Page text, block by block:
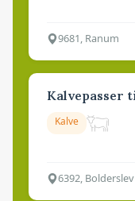
9681, Ranum
Kalvepasser
Kalve
6392, Bolderslev